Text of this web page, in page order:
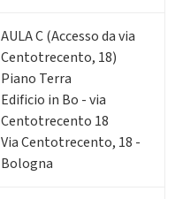
AULA C (Accesso da via
Centotrecento, 18)
Piano Terra
Edificio in Bo - via
Centotrecento 18
Via Centotrecento, 18 -
Bologna